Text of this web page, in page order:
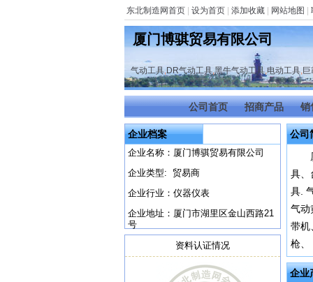
东北制造网首页 设为首页 添加收藏 网站地图
厦门博骐贸易有限公司
气动工具,DR气动工具,黑牛气动工具,电动工具,
公司首页 招商产品 销
企业档案
企业名称：厦门博骐贸易有限公司
企业类型: 贸易商
企业行业：仪器仪表
企业地址：厦门市湖里区金山西路21
号
资料认证情况
公司
具、
具.
气动
带机
枪、
企业